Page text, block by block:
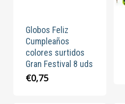
Globos Feliz
Cumpleaños
colores surtidos
Gran Festival 8 uds
€0,75